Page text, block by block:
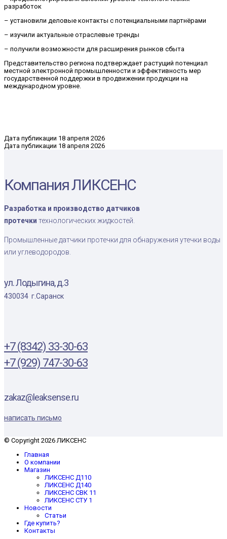
разработок
– установили деловые контакты с потенциальными партнёрами
– изучили актуальные отраслевые тренды
– получили возможности для расширения рынков сбыта
Представительство региона подтверждает растущий потенциал
местной электронной промышленности и эффективность мер
государственной поддержки в продвижении продукции на
международном уровне
Дата публикации 18 апреля 2026
Дата публикации 18 апреля 2026
Компания ЛИКСЕНС
Разработка и производство датчиков
протечки технологических жидкостей.
Промышленные датчики протечки для обнаружения утечки воды
или углеводородов.
ул. Лодыгина, д.3
430034 г.Саранск
+7 (8342) 33-30-63
+7 (929) 747-30-63
zakaz@leaksense.ru
написать письмо
© Copyright 2026 ЛИКСЕНС
Главная
О компании
Магазин
ЛИКСЕНС Д110
ЛИКСЕНС Д140
ЛИКСЕНС СВК 11
ЛИКСЕНС СТУ 1
Новости
Статьи
Где купить?
Контакты